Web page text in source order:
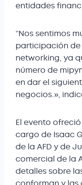
entidades
“Nos sentimos
participación de
networking, ya
número de
en dar el
negocios.»,
El evento
cargo de Isaac
de la AFD y de
comercial de la
detalles sobre